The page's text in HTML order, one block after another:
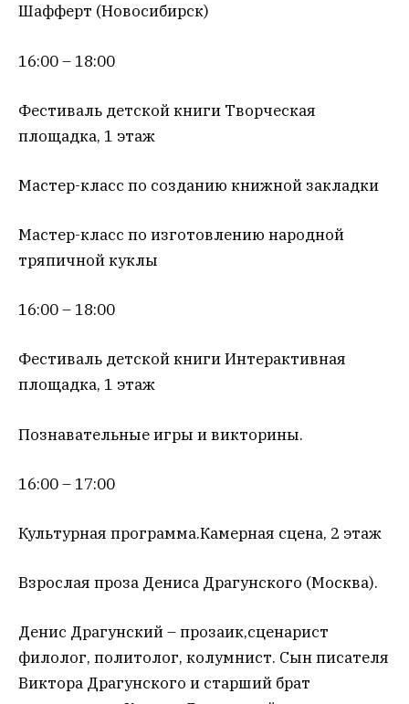
Шафферт (Новосибирск)
16:00 – 18:00
Фестиваль детской книги Творческая
площадка, 1 этаж
Мастер-класс по созданию книжной закладки
Мастер-класс по изготовлению народной
тряпичной куклы
16:00 – 18:00
Фестиваль детской книги Интерактивная
площадка, 1 этаж
Познавательные игры и викторины.
16:00 – 17:00
Культурная программа.Камерная сцена, 2 этаж
Взрослая проза Дениса Драгунского (Москва).
Денис Драгунский – прозаик,сценарист
филолог, политолог, колумнист. Сын писателя
Виктора Драгунского и старший брат